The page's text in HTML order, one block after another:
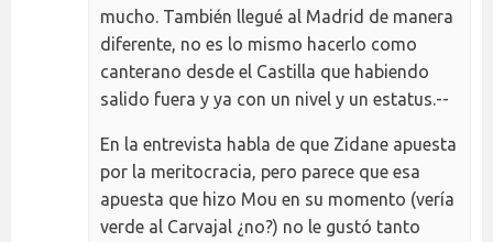
mucho. También llegué al Madrid de manera
diferente, no es lo mismo hacerlo como
canterano desde el Castilla que habiendo
salido fuera y ya con un nivel y un estatus.--
En la entrevista habla de que Zidane apuesta
por la meritocracia, pero parece que esa
apuesta que hizo Mou en su momento (vería
verde al Carvajal ¿no?) no le gustó tanto